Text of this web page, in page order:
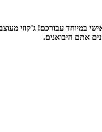
במיוחד עבורכם! ג'קוזי
אתם היבואנים.